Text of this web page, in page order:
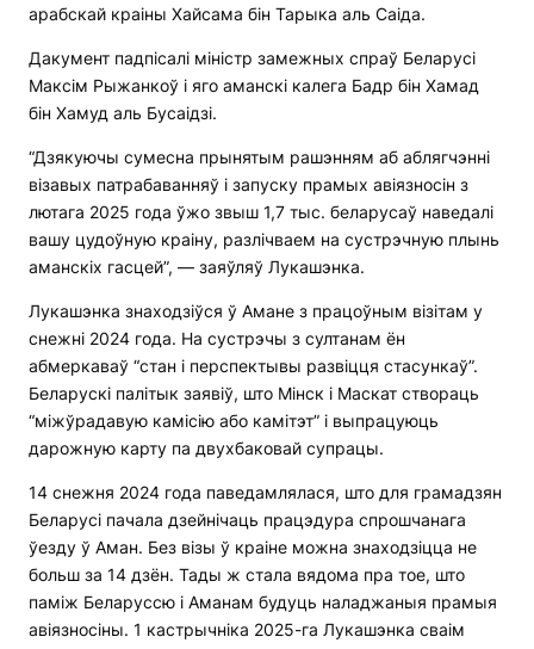
арабскай краіны Хайсама бін Тарыка аль Саіда.
Дакумент падпісалі міністр замежных спраў Беларусі
Максім Рыжанкоў і яго аманскі калега Бадр бін Хамад
бін Хамуд аль Бусаідзі.
“Дзякуючы сумесна прынятым рашэнням аб аблягчэнні
візавых патрабаванняў і запуску прамых авіязносін з
лютага 2025 года ўжо звыш 1,7 тыс. беларусаў наведалі
вашу цудоўную краіну, разлічваем на сустрэчную плынь
аманскіх гасцей”, — заяўляў Лукашэнка.
Лукашэнка знаходзіўся ў Амане з працоўным візітам у
снежні 2024 года. На сустрэчы з султанам ён
абмеркаваў “стан і перспектывы развіцця стасункаў”.
Беларускі палітык заявіў, што Мінск і Маскат створаць
“міжўрадавую камісію або камітэт” і выпрацуюць
дарожную карту па двухбаковай супрацы.
14 снежня 2024 года паведамлялася, што для грамадзян
Беларусі пачала дзейнічаць працэдура спрошчанага
ўезду ў Аман. Без візы ў краіне можна знаходзіцца не
больш за 14 дзён. Тады ж стала вядома пра тое, што
паміж Беларуссю і Аманам будуць наладжаныя прамыя
авіязносіны. 1 кастрычніка 2025-га Лукашэнка сваім